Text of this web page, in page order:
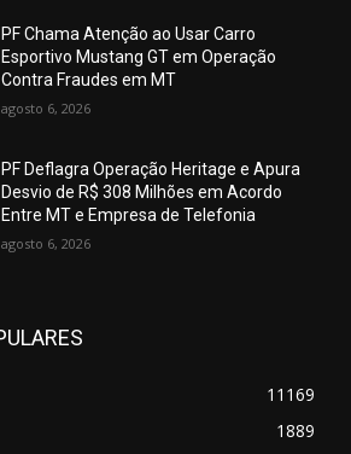
PF Chama Atenção ao Usar Carro
Esportivo Mustang GT em Operação
Contra Fraudes em MT
agosto 6, 2026
PF Deflagra Operação Heritage e Apura
Desvio de R$ 308 Milhões em Acordo
Entre MT e Empresa de Telefonia
agosto 6, 2026
11169
1889